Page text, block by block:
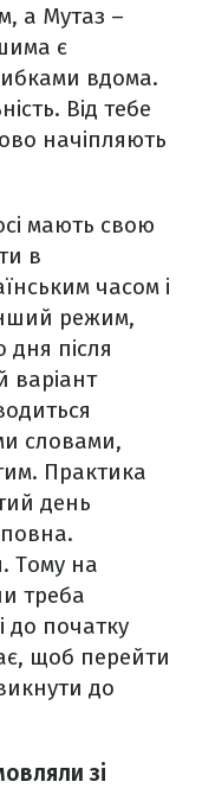
а Мутаз –
є
вдома.
Від тебе
начіпляють
мають свою
в
часом і
режим,
дня після
варіант
словами,
Практика
день
Тому на
треба
до початку
щоб перейти
до
зі